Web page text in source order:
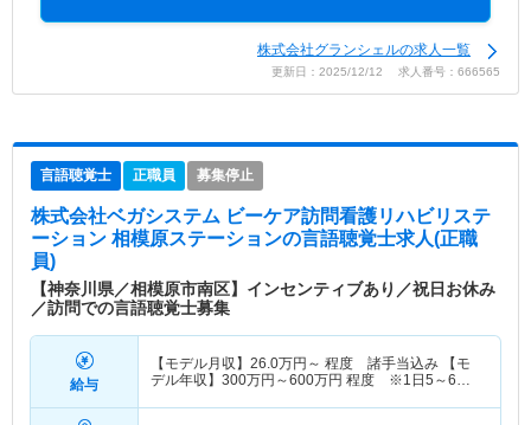
株式会社グランシェルの求人一覧
更新日：2025/12/12 求人番号：666565
言語聴覚士 正職員 募集停止
株式会社ベガシステム ビーケア訪問看護リハビリステ
ーション 相模原ステーションの言語聴覚士求人(正職
員)
【神奈川県／相模原市南区】インセンティブあり／祝日お休み
／訪問での言語聴覚士募集
給与
【モデル月収】 26.0万円～ 程度 諸手当込み 【モ
デル年収】 300万円～600万円 程度 ※1日5～6件